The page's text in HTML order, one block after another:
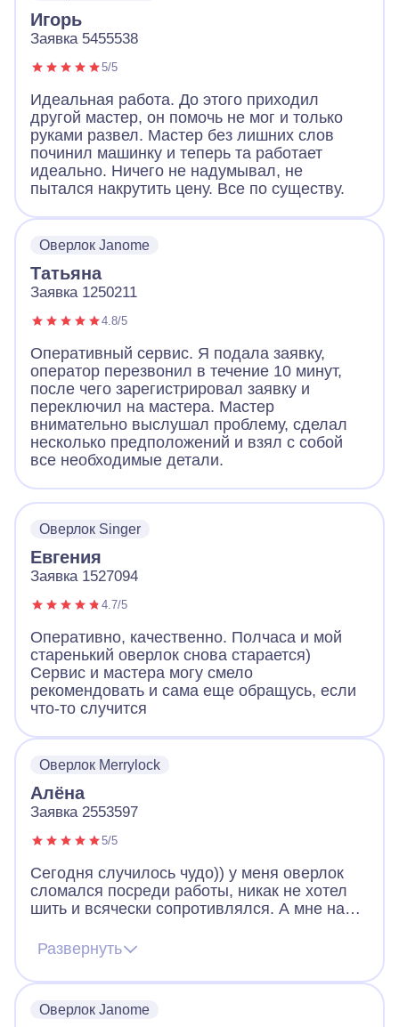
Игорь
Заявка 5455538
5/5
Идеальная работа. До этого приходил
другой мастер, он помочь не мог и только
руками развел. Мастер без лишних слов
починил машинку и теперь та работает
идеально. Ничего не надумывал, не
пытался накрутить цену. Все по существу.
Оверлок Janome
Татьяна
Заявка 1250211
4.8/5
Оперативный сервис. Я подала заявку,
оператор перезвонил в течение 10 минут,
после чего зарегистрировал заявку и
переключил на мастера. Мастер
внимательно выслушал проблему, сделал
несколько предположений и взял с собой
все необходимые детали.
Оверлок Singer
Евгения
Заявка 1527094
4.7/5
Оперативно, качественно. Полчаса и мой
старенький оверлок снова старается)
Сервис и мастера могу смело
рекомендовать и сама еще обращусь, если
что-то случится
Оверлок Merrylock
Алёна
Заявка 2553597
5/5
Сегодня случилось чудо)) у меня оверлок
сломался посреди работы, никак не хотел
шить и всячески сопротивлялся. А мне надо
же мне делать, в итоге обратилась в
айсберг и уже через час мастер был у меня.
Мастер с золотыми руками! Восстановил
Спасибо!
Развернуть
Оверлок Janome